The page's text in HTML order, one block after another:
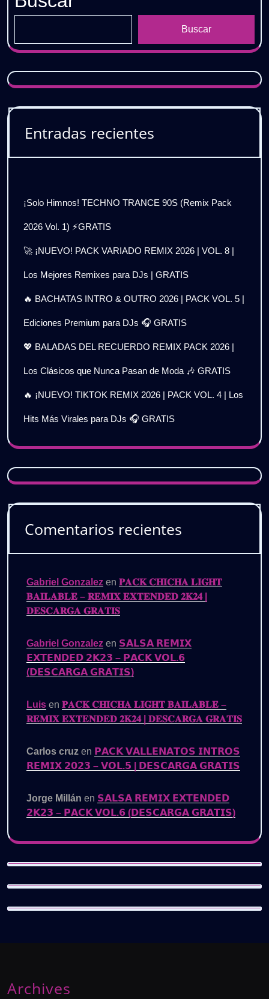
Buscar
Entradas recientes
¡Solo Himnos! TECHNO TRANCE 90S (Remix Pack
2026 Vol. 1) ⚡GRATIS
🚀 ¡NUEVO! PACK VARIADO REMIX 2026 | VOL. 8 |
Los Mejores Remixes para DJs | GRATIS
🔥 BACHATAS INTRO & OUTRO 2026 | PACK VOL. 5 |
Ediciones Premium para DJs 🎧 GRATIS
💖 BALADAS DEL RECUERDO REMIX PACK 2026 |
Los Clásicos que Nunca Pasan de Moda 🎶 GRATIS
🔥 ¡NUEVO! TIKTOK REMIX 2026 | PACK VOL. 4 | Los
Hits Más Virales para DJs 🎧 GRATIS
Comentarios recientes
Gabriel Gonzalez en 𝐏𝐀𝐂𝐊 𝐂𝐇𝐈𝐂𝐇𝐀 𝐋𝐈𝐆𝐇𝐓
𝐁𝐀𝐈𝐋𝐀𝐁𝐋𝐄 – 𝐑𝐄𝐌𝐈𝐗 𝐄𝐗𝐓𝐄𝐍𝐃𝐄𝐃 𝟐𝐊𝟐𝟒 |
𝐃𝐄𝐒𝐂𝐀𝐑𝐆𝐀 𝐆𝐑𝐀𝐓𝐈𝐒
Gabriel Gonzalez en 𝗦𝗔𝗟𝗦𝗔 𝗥𝗘𝗠𝗜𝗫
𝗘𝗫𝗧𝗘𝗡𝗗𝗘𝗗 𝟮𝗞𝟮𝟯 – 𝗣𝗔𝗖𝗞 𝗩𝗢𝗟.𝟲
(𝗗𝗘𝗦𝗖𝗔𝗥𝗚𝗔 𝗚𝗥𝗔𝗧𝗜𝗦)
Luis en 𝐏𝐀𝐂𝐊 𝐂𝐇𝐈𝐂𝐇𝐀 𝐋𝐈𝐆𝐇𝐓 𝐁𝐀𝐈𝐋𝐀𝐁𝐋𝐄 –
𝐑𝐄𝐌𝐈𝐗 𝐄𝐗𝐓𝐄𝐍𝐃𝐄𝐃 𝟐𝐊𝟐𝟒 | 𝐃𝐄𝐒𝐂𝐀𝐑𝐆𝐀 𝐆𝐑𝐀𝐓𝐈𝐒
Carlos cruz en 𝗣𝗔𝗖𝗞 𝗩𝗔𝗟𝗟𝗘𝗡𝗔𝗧𝗢𝗦 𝗜𝗡𝗧𝗥𝗢𝗦
𝗥𝗘𝗠𝗜𝗫 𝟮𝟬𝟮𝟯 – 𝗩𝗢𝗟.𝟱 | 𝗗𝗘𝗦𝗖𝗔𝗥𝗚𝗔 𝗚𝗥𝗔𝗧𝗜𝗦
Jorge Millán en 𝗦𝗔𝗟𝗦𝗔 𝗥𝗘𝗠𝗜𝗫 𝗘𝗫𝗧𝗘𝗡𝗗𝗘𝗗
𝟮𝗞𝟮𝟯 – 𝗣𝗔𝗖𝗞 𝗩𝗢𝗟.𝟲 (𝗗𝗘𝗦𝗖𝗔𝗥𝗚𝗔 𝗚𝗥𝗔𝗧𝗜𝗦)
Archives